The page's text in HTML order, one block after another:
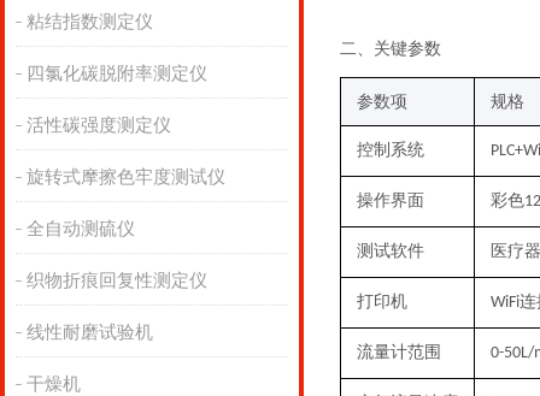
粘结指数测定仪
四氯化碳脱附率测定仪
活性碳强度测定仪
旋转式摩擦色牢度测试仪
全自动测硫仪
织物折痕回复性测定仪
线性耐磨试验机
干燥机
二、关键参数
参数项 规格
控制系统
操作界面 彩色12
测试软件 医疗
打印机 WiFi连
流量计范围 0-50L/